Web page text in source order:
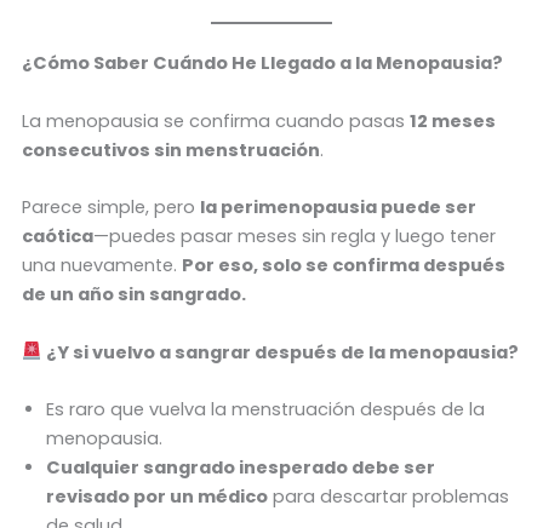
¿Cómo Saber Cuándo He Llegado a la Menopausia?
La menopausia se confirma cuando pasas 12 meses
consecutivos sin menstruación.
Parece simple, pero la perimenopausia puede ser
caótica—puedes pasar meses sin regla y luego tener
una nuevamente. Por eso, solo se confirma después
de un año sin sangrado.
¿Y si vuelvo a sangrar después de la menopausia?
Es raro que vuelva la menstruación después de la
menopausia.
Cualquier sangrado inesperado debe ser
revisado por un médicopara descartar problemas